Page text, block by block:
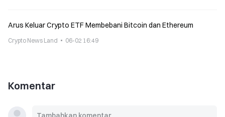
Arus Keluar Crypto ETF Membebani Bitcoin dan Ethereum
Crypto News Land 06-02 16:49
Komentar